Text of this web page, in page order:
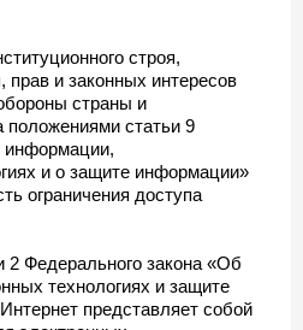
строя,
прав и законных интересов
страны и
положениями статьи 9
информации,
и о защите информации»
ограничения доступа
2 Федерального закона «Об
технологиях и защите
представляет собой